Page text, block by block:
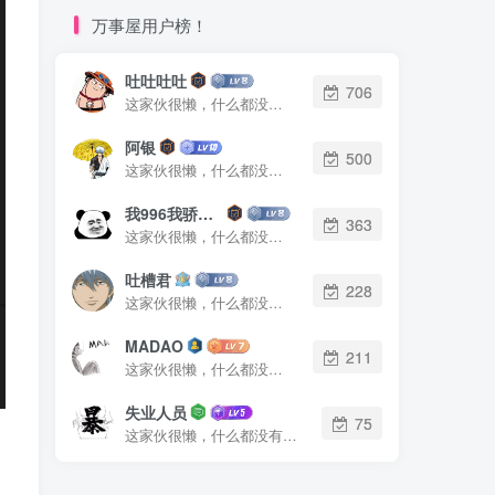
万事屋用户榜！
吐吐吐吐
这家伙很懒，什么都没有写...
706
阿银
这家伙很懒，什么都没有写...
500
我996我骄傲了么
这家伙很懒，什么都没有写...
363
吐槽君
这家伙很懒，什么都没有写...
228
MADAO
这家伙很懒，什么都没有写...
211
失业人员
这家伙很懒，什么都没有写...
75